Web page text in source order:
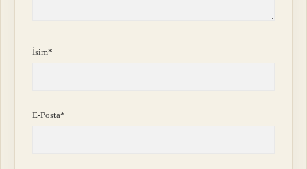
İsim*
E-Posta*